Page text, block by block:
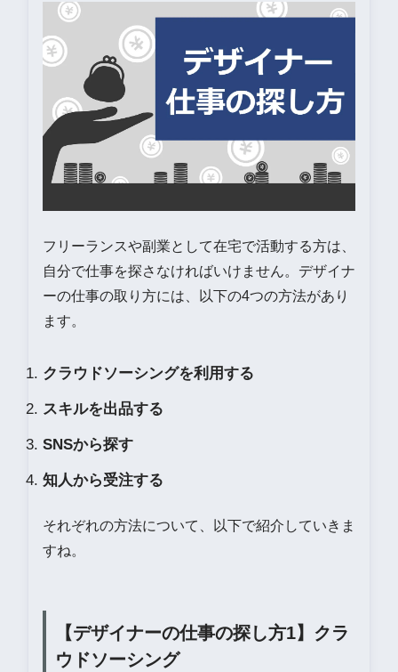
フリーランスや副業として在宅で活動する方は、
自分で仕事を探さなければいけません。デザイナ
ーの仕事の取り方には、以下の4つの方法があり
ます。
クラウドソーシングを利用する
スキルを出品する
SNSから探す
知人から受注する
それぞれの方法について、以下で紹介していきま
すね。
【デザイナーの仕事の探し方1】クラ
ウドソーシング